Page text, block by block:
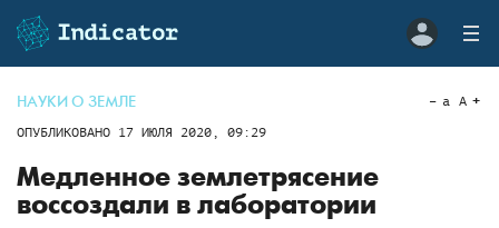
НАУКИ О ЗЕМЛЕ
ОПУБЛИКОВАНО 17 ИЮЛЯ 2020, 09:29
a A
Медленное землетрясение
воссоздали в лаборатории